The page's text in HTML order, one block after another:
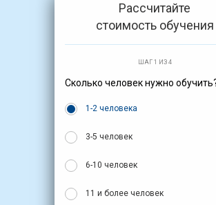
Рассчитайте
стоимость обучения
ШАГ 1 ИЗ 4
Сколько человек нужно
1-2 человека
3-5 человек
6-10 человек
11 и более человек